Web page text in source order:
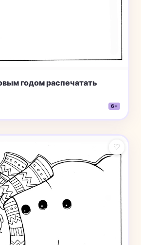
годом распечатать
6+
♡